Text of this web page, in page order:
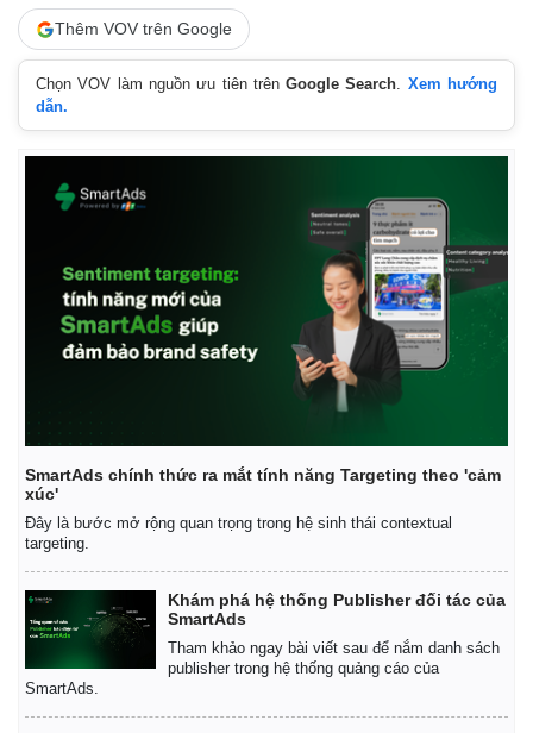
Thế giới
Cuộc sống đó đây
Ảnh
Infographic
Thêm VOV trên Google
Chọn VOV làm nguồn ưu tiên trênGoogle Search. Xem hướng
dẫn.
SmartAds chính thức ra mắt tính năng Targeting theo 'cảm
xúc'
Đây là bước mở rộng quan trọng trong hệ sinh thái contextual
targeting.
Khám phá hệ thống Publisher đối tác của
SmartAds
Tham khảo ngay bài viết sau để nắm danh sách
publisher trong hệ thống quảng cáo của
SmartAds.